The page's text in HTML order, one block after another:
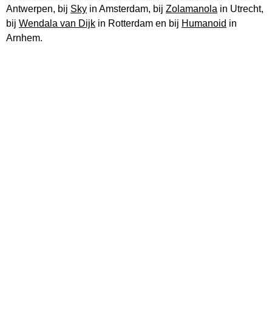
Antwerpen, bij Sky in Amsterdam, bij Zolamanola in Utrecht,
bij Wendala van Dijk in Rotterdam en bij Humanoid in
Arnhem.